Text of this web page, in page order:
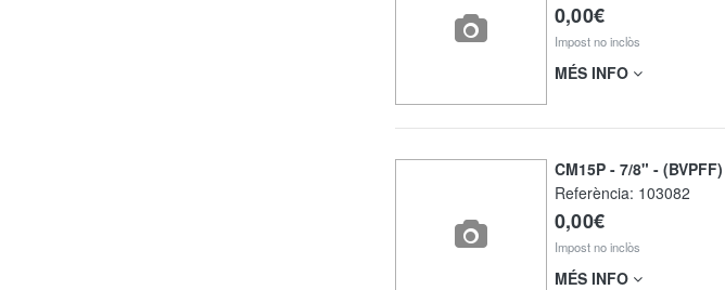
0,00€
Impost no inclòs
MÉS INFO
CM15P - 7/8" -
Referència: 103082
0,00€
Impost no inclòs
MÉS INFO